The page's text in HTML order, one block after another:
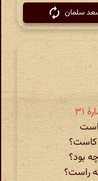
۳۱
کاست؟
بود‌؟
راست‌؟